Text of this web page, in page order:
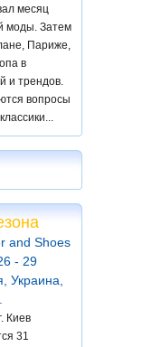
месяц
моды. Затем
Париже,
в
и трендов.
вопросы
and Shoes
- 29
Украина,
Киев
31